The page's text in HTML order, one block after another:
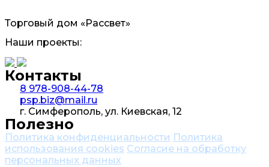
Торговый дом «Рассвет»
Наши проекты:
Контакты
8 978-908-44-78
psp.biz@mail.ru
г. Симферополь, ул. Киевская, 12
Полезно
Политика конфиденциальности Политика
использования cookies Согласие на обработку
персональных данных